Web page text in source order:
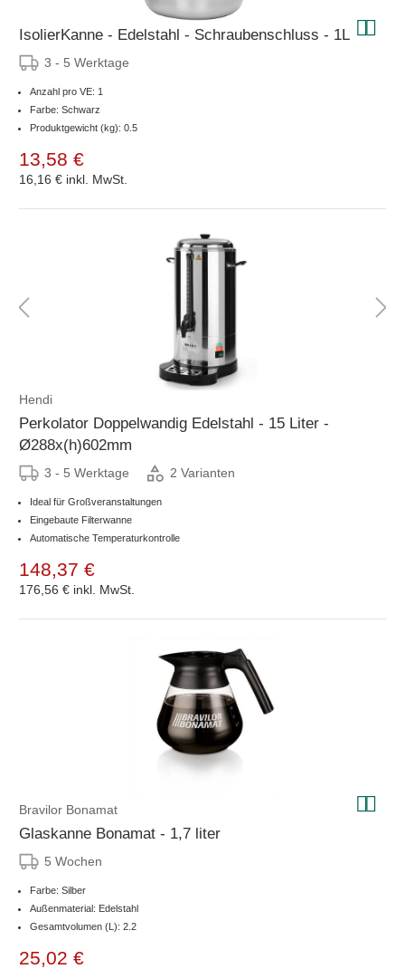
IsolierKanne - Edelstahl - Schraubenschluss - 1L
3 - 5 Werktage
Anzahl pro VE: 1
Farbe: Schwarz
Produktgewicht (kg): 0.5
13,58 €
16,16 € inkl. MwSt.
Hendi
Perkolator Doppelwandig Edelstahl - 15 Liter -
Ø288x(h)602mm
3 - 5 Werktage 2 Varianten
Ideal für Großveranstaltungen
Eingebaute Filterwanne
Automatische Temperaturkontrolle
148,37 €
176,56 € inkl. MwSt.
Bravilor Bonamat
Glaskanne Bonamat - 1,7 liter
5 Wochen
Farbe: Silber
Außenmaterial: Edelstahl
Gesamtvolumen (L): 2.2
25,02 €